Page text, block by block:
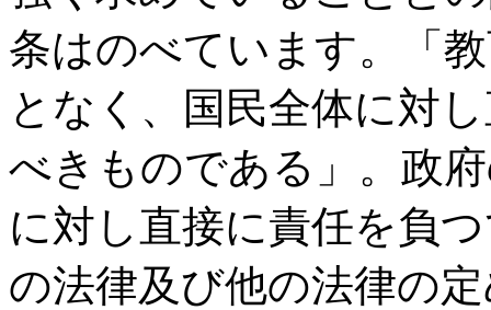
条はのべています。「
となく、国民全体に対
べきものである」。政
に対し直接に責任を負
の法律及び他の法律の